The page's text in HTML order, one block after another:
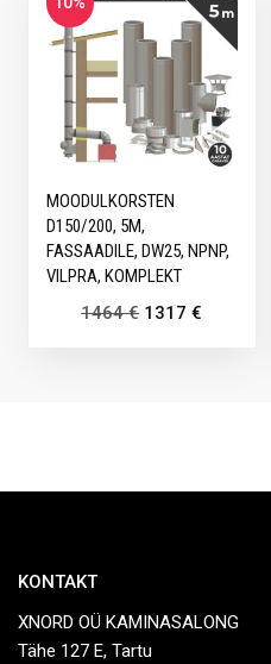
MOODULKORSTEN
D150/200, 5M,
FASSAADILE, DW25, NPNP,
VILPRA, KOMPLEKT
1464€ 1317€
KONTAKT
XNORD OÜ KAMINASALONG
Tähe 127 E, Tartu